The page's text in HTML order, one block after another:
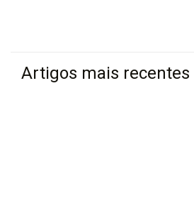
Artigos mais recentes